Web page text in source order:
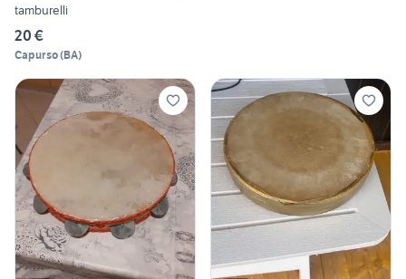
tamburelli
20 €
Capurso(BA)